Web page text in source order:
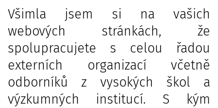
Všimla jsem si na vašich
webových stránkách, že
spolupracujete s celou řadou
externích organizací včetně
odborníků z vysokých škol a
výzkumných institucí. S kým